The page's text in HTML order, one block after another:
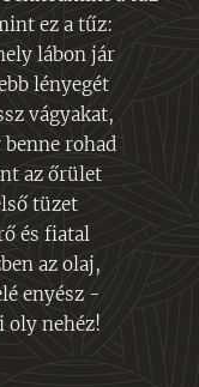
ez a tűz:
lábon jár
lényegét
vágyakat,
rohad
az őrület
tüzet
és fiatal
az olaj,
enyész -
nehéz!